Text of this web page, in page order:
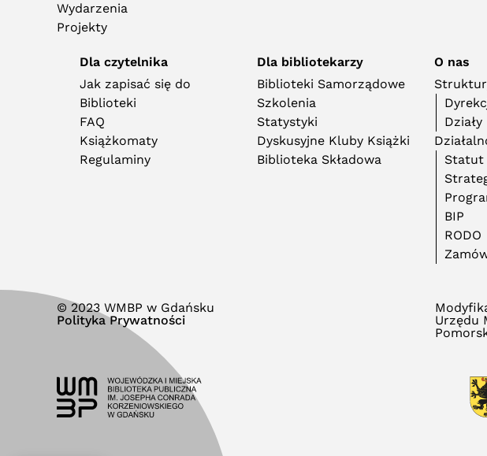
Wydarzenia
Projekty
Dla czytelnika
Jak zapisać się do
Biblioteki
FAQ
Książkomaty
Regulaminy
Dla bibliotekarzy
Biblioteki Samorządowe
Szkolenia
Statystyki
Dyskusyjne Kluby Książki
Biblioteka Składowa
O nas
Działy
Statut
BIP
RODO
© 2023 WMBP w Gdańsku
Polityka Prywatności
Urzędu